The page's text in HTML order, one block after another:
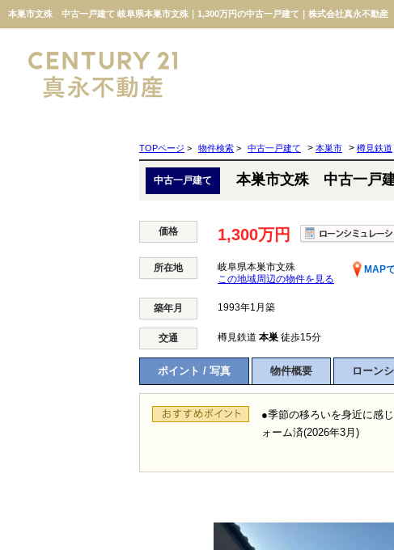
本巣市文殊 中古一戸建て 岐阜県本巣市文殊｜1,300万円の中古一戸建て｜株式会社真永不動産
TOPページ > 物件検索 > 中古一戸建て > 本巣市 > 樽見鉄道
中古一戸建て 本巣市文殊 中古一戸
価格 1,300万円
所在地 岐阜県本巣市文殊
MAP
この地域周辺の物件を見る
築年月 1993年1月築
交通 樽見鉄道 本巣 徒歩15分
ポイント / 写真 物件概要 ローン
●季節の移ろいを身近に感
ォーム済(2026年3月)